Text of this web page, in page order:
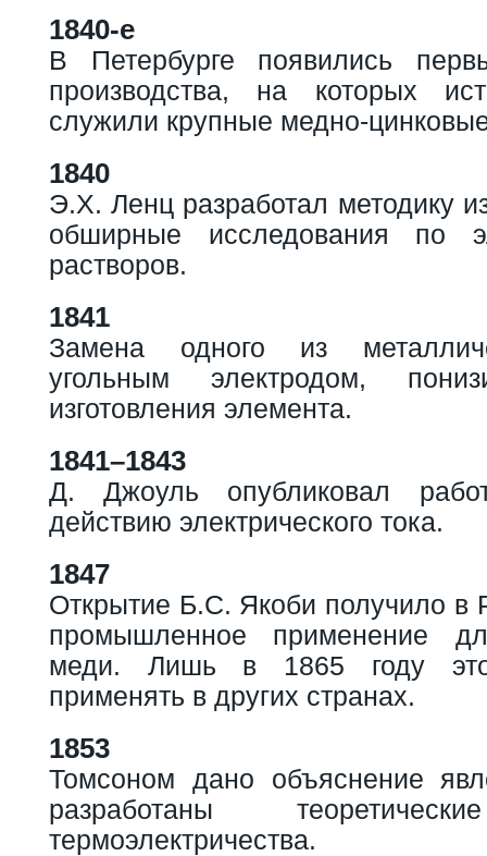
1840-е
В Петербурге появились
производства, на которых
служили крупные медно-
1840
Э.Х. Ленц разработал методику
обширные исследования по
растворов.
1841
Замена одного из
угольным электродом,
изготовления элемента.
1841–1843
Д. Джоуль опубликовал
действию электрического тока.
1847
Открытие Б.С. Якоби получило в
промышленное применение
меди. Лишь в 1865 году
применять в других странах.
1853
Томсоном дано объяснение
разработаны
термоэлектричества.